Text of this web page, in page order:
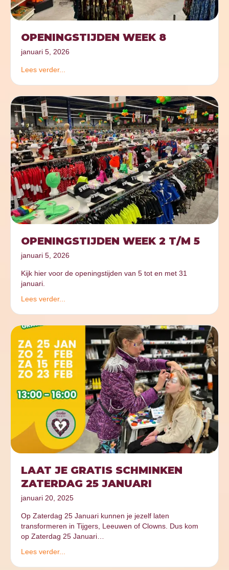
OPENINGSTIJDEN WEEK 8
januari 5, 2026
Lees verder...
OPENINGSTIJDEN WEEK 2 T/M 5
januari 5, 2026
Kijk hier voor de openingstijden van 5 tot en met 31
januari.
Lees verder...
LAAT JE GRATIS SCHMINKEN
ZATERDAG 25 JANUARI
januari 20, 2025
Op Zaterdag 25 Januari kunnen je jezelf laten
transformeren in Tijgers, Leeuwen of Clowns. Dus kom
op Zaterdag 25 Januari…
Lees verder...